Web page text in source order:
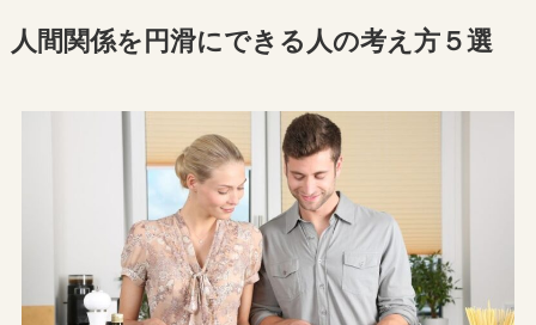
人間関係を円滑にできる人の考え方５選